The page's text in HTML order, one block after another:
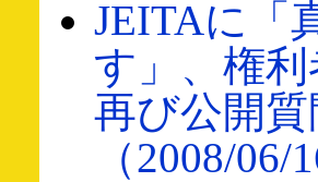
JEITAに「
す」、権
再び公開
（2008/06/